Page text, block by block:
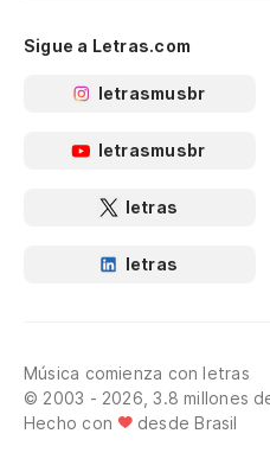
Sigue a Letras.com
letrasmusbr
letrasmusbr
letras
letras
Música comienza con letras
© 2003 - 2026, 3.8 millones
Hecho con
desde Brasil